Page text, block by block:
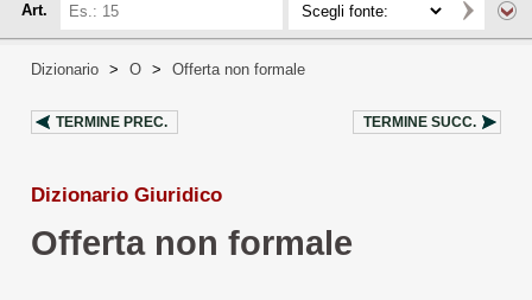
Art.
Dizionario > O > Offerta non formale
TERMINE PREC. TERMINE SUCC.
Dizionario Giuridico
Offerta non formale